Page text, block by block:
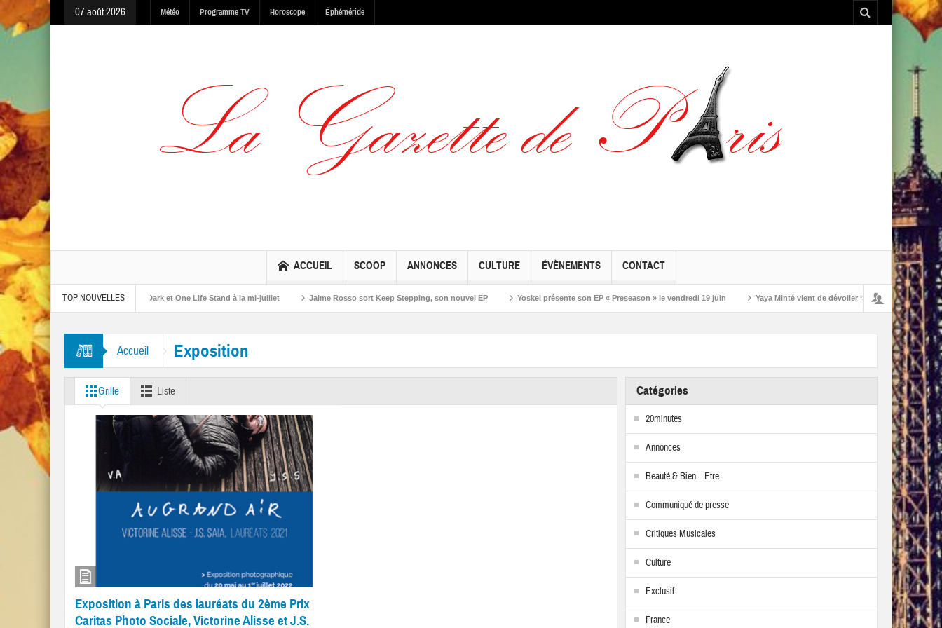
07 août 2026 Météo Programme TV Horoscope Éphéméride
ACCUEIL SCOOP ANNONCES CULTURE ÉVÈNEMENTS CONTACT
TOP NOUVELLES
The Warning, Made In The Dark et One Life Stand à la mi-juillet Jaime Rosso sort Keep Stepping, son nouvel EP Yoskel présente son EP « Preseason » le vendredi 19 juin Yaya Minté vient de dévoiler ‘So’, son premier album
“Mr. Tambourine Man” et “Like A Rolling Stone”
Accueil Exposition
Grille Liste
Exposition à Paris des lauréats du 2ème Prix
Caritas Photo Sociale, Victorine Alisse et J.S.
Catégories
20minutes
Annonces
Beauté & Bien – Etre
Communiqué de presse
Critiques Musicales
Culture
Exclusif
France